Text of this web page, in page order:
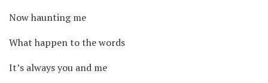
Now haunting me
What happen to the words
It’s always you and me